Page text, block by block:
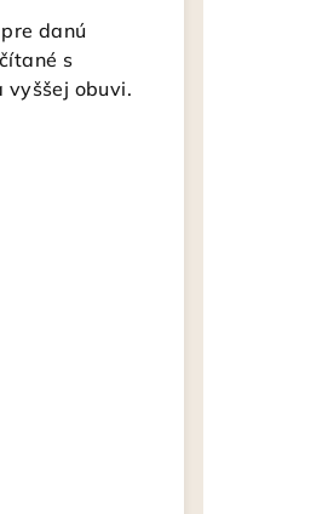
pre danú
s
vyššej obuvi.